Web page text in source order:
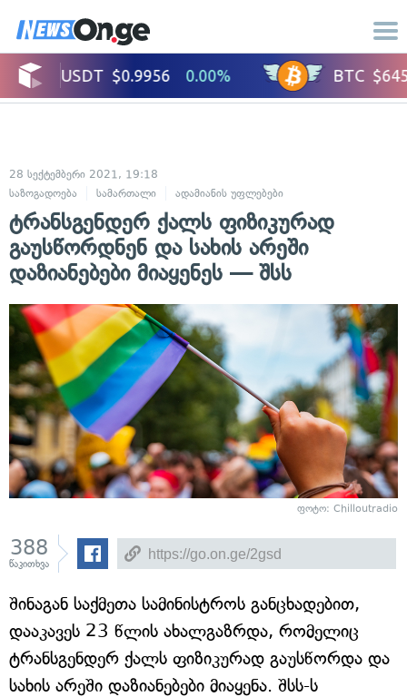
28 სექტემბერი 2021, 19:18
საზოგადოება
სამართალი ადამიანის უფლებები
ტრანსგენდერ ქალს ფიზიკურად
გაუსწორდნენ და სახის არეში
დაზიანებები მიაყენეს — შსს
ფოტო: Chilloutradio
388
წაკითხვა
შინაგან საქმეთა სამინისტროს განცხადებით,
დააკავეს 23 წლის ახალგაზრდა, რომელიც
ტრანსგენდერ ქალს ფიზიკურად გაუსწორდა და
სახის არეში დაზიანებები მიაყენა. შსს-ს